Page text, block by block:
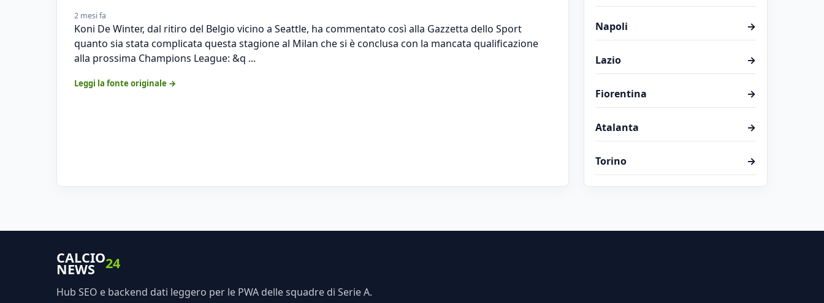
2 mesi fa
Koni De Winter, dal ritiro del Belgio vicino a Seattle, ha commentato così alla Gazzetta dello Sport
quanto sia stata complicata questa stagione al Milan che si è conclusa con la mancata qualificazione
alla prossima Champions League: &q ...
Leggi la fonte originale →
Napoli →
Lazio →
Fiorentina →
Atalanta →
Torino →
CALCIO
NEWS 24
Hub SEO e backend dati leggero per le PWA delle squadre di Serie A.